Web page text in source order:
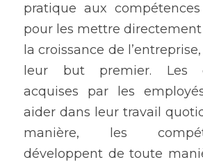
pratique aux
pour les mettre directement
la croissance de
leur but premier. Les
acquises par les
aider dans leur travail
manière, les
développent de toute